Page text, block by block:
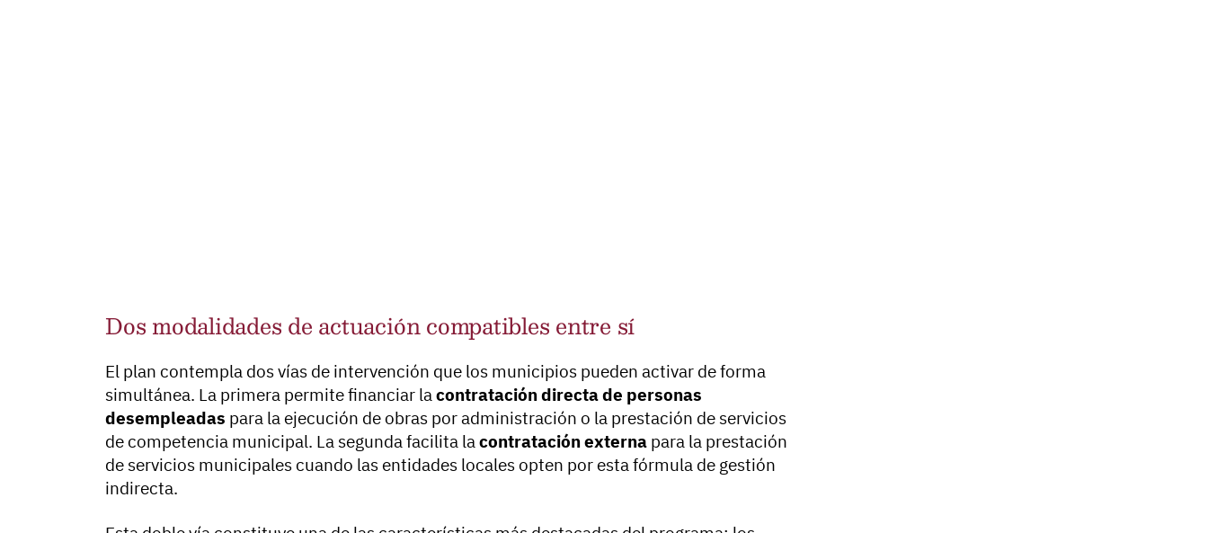
Dos modalidades de actuación compatibles entre sí
El plan contempla dos vías de intervención que los municipios pueden activar de forma
simultánea. La primera permite financiar la contratación directa de personas
desempleadas para la ejecución de obras por administración o la prestación de servicios
de competencia municipal. La segunda facilita la contratación externa para la prestación
de servicios municipales cuando las entidades locales opten por esta fórmula de gestión
indirecta.